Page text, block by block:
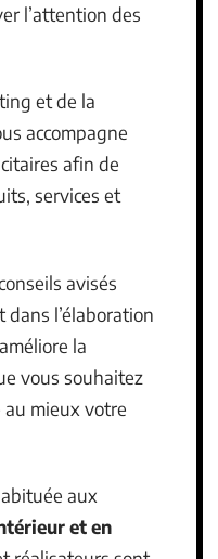
l’attention des
et de la
accompagne
afin de
services et
avisés
l’élaboration
la
vous souhaitez
mieux votre
aux
et en